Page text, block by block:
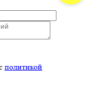
политикой